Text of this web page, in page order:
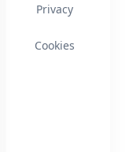
Privacy
Cookies